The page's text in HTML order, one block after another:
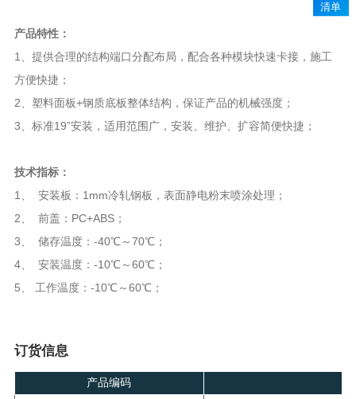
产品特性：
1
方便快捷；
2、塑料面板+钢质底板整体结构，保证产品的机械强度；
3、标准19”安装，适用范围广，安装、维护、扩容简便快捷；
技术指标：
1
、 安装板：1mm冷轧钢板，表面静电粉末喷涂处理；
2、 前盖：PC+ABS；
3、 储存温度：-40℃～70℃；
4、 安装温度：-10℃～60℃；
5、 工作温度：-10℃～60℃；
订货信息
产品编码
清单